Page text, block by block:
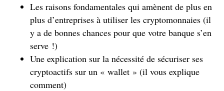
Les raisons fondamentales qui amènent de plus en
plus d’entreprises à utiliser les cryptomonnaies (il
y a de bonnes chances pour que votre banque s’en
serve !)
Une explication sur la nécessité de sécuriser ses
cryptoactifs sur un « wallet » (il vous explique
comment)